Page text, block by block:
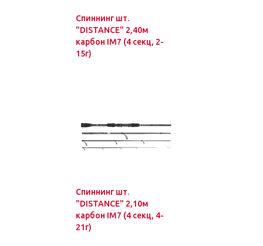
Спиннинг шт.
"DISTANCE" 2,40м
карбон IM7 (4 секц, 2-
15г)
Спиннинг шт.
"DISTANCE" 2,10м
карбон IM7 (4 секц, 4-
21г)